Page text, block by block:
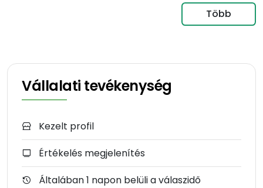
Több
Vállalati tevékenység
Kezelt profil
Értékelés megjelenítés
Általában 1 napon belüli a válaszidő